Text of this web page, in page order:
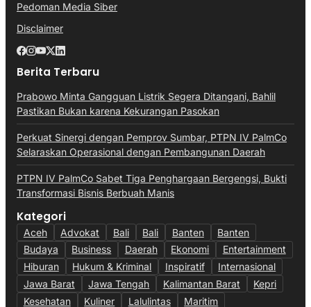
Pedoman Media Siber
Disclaimer
Berita Terbaru
Prabowo Minta Gangguan Listrik Segera Ditangani, Bahlil
Pastikan Bukan karena Kekurangan Pasokan
Perkuat Sinergi dengan Pemprov Sumbar, PTPN IV PalmCo
Selaraskan Operasional dengan Pembangunan Daerah
PTPN IV PalmCo Sabet Tiga Penghargaan Bergengsi, Bukti
Transformasi Bisnis Berbuah Manis
Kategori
Aceh Advokat Bali Bali Banten
Banten
Budaya
Business Daerah Ekonomi
Entertainment
Hiburan
Hukum & Kriminal Inspiratif
Internasional
Jawa Barat
Jawa Tengah Kalimantan Barat
Kepri
Kesehatan
Kuliner Lalulintas Maritim